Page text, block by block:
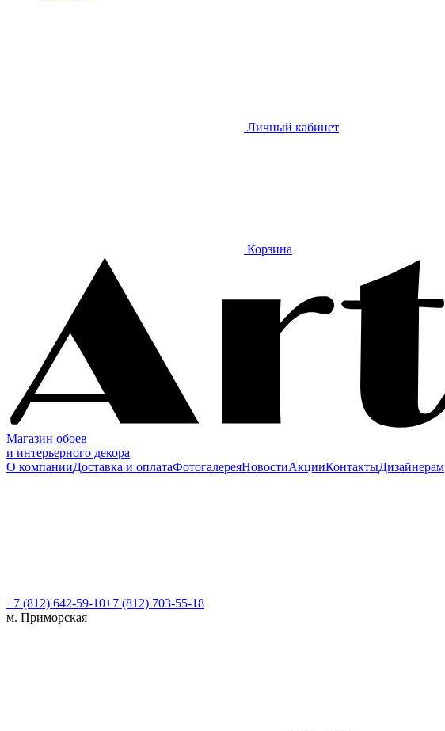
Личный кабинет
Корзина
Магазин обоев
и интерьерного декора
О компанииДоставка и оплатаФотогалереяНовостиАкцииКонтактыДизайнерам
+7 (812) 642-59-10+7 (812) 703-55-18
м. Приморская